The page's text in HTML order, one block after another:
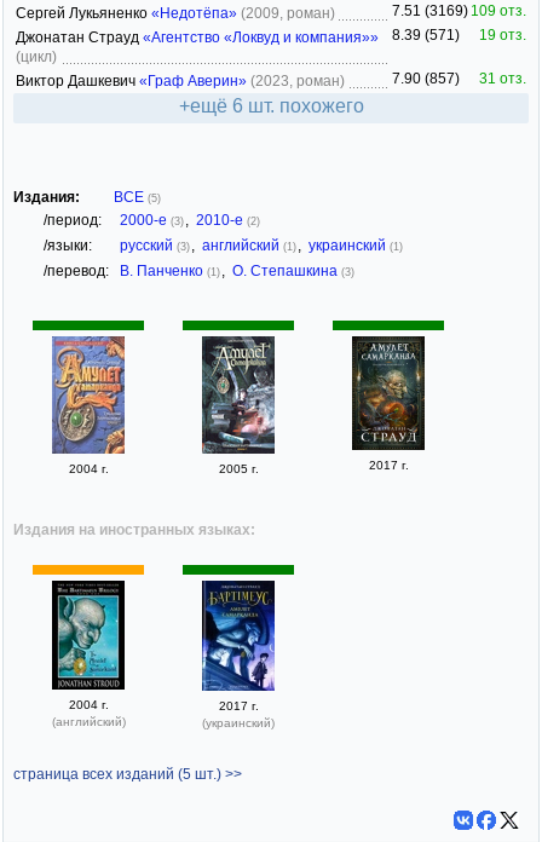
Сергей Лукьяненко «Недотёпа» (2009, роман) 7.51 (3169) 109 отз.
Джонатан Страуд «Агентство «Локвуд и компания»»
(цикл)
8.39 (571) 19 отз.
Виктор Дашкевич «Граф Аверин» (2023, роман) 7.90 (857) 31 отз.
+ещё 6 шт. похожего
Издания: ВСЕ (5)
/период: 2000-е (3) , 2010-е (2)
/языки: русский (3) , английский (1) , украинский (1)
/перевод: В. Панченко (1) , О. Степашкина (3)
2004 г. 2005 г. 2017 г.
Издания на иностранных языках:
2004 г.
(английский)
2017 г.
(украинский)
страница всех изданий (5 шт.) >>